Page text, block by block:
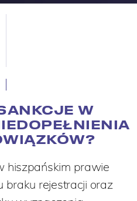
W
hiszpańskim prawie
braku rejestracji oraz